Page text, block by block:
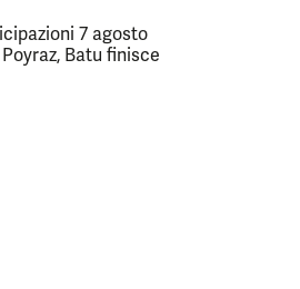
7 agosto
Batu finisce